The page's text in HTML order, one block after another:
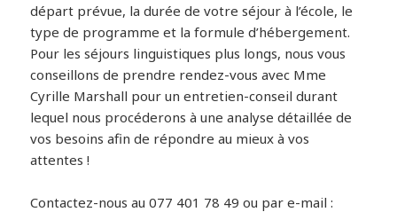
départ prévue, la durée de votre séjour à l’école, le
type de programme et la formule d’hébergement.
Pour les séjours linguistiques plus longs, nous vous
conseillons de prendre rendez-vous avec Mme
Cyrille Marshall pour un entretien-conseil durant
lequel nous procéderons à une analyse détaillée de
vos besoins afin de répondre au mieux à vos
attentes !
Contactez-nous au 077 401 78 49 ou par e-mail :